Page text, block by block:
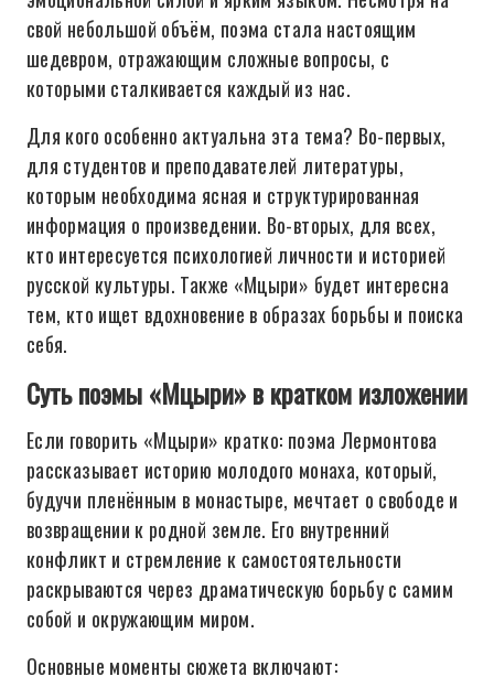
свой небольшой объём, поэма стала настоящим
шедевром, отражающим сложные вопросы, с
которыми сталкивается каждый из нас.
Для кого особенно актуальна эта тема? Во-первых,
для студентов и преподавателей литературы,
которым необходима ясная и структурированная
информация о произведении. Во-вторых, для всех,
кто интересуется психологией личности и историей
русской культуры. Также «Мцыри» будет интересна
тем, кто ищет вдохновение в образах борьбы и поиска
себя.
Суть поэмы «Мцыри» в кратком изложении
Если говорить «Мцыри» кратко: поэма Лермонтова
рассказывает историю молодого монаха, который,
будучи пленённым в монастыре, мечтает о свободе и
возвращении к родной земле. Его внутренний
конфликт и стремление к самостоятельности
раскрываются через драматическую борьбу с самим
собой и окружающим миром.
Основные моменты сюжета включают: